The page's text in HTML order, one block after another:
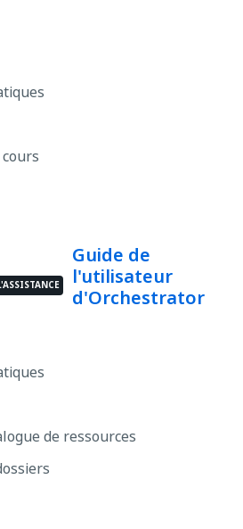
Guide de
l'utilisateur
d'Orchestrator
de ressources